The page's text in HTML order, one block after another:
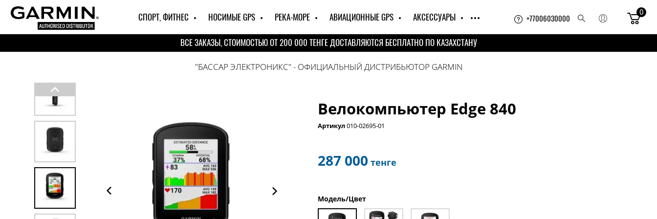
СПОРТ, ФИТНЕС НОСИМЫЕ GPS РЕКА-МОРЕ АВИАЦИОННЫЕ GPS АКСЕССУАРЫ +77006030000
0
ВСЕ ЗАКАЗЫ, СТОИМОСТЬЮ ОТ 200 000 ТЕНГЕ ДОСТАВЛЯЮТСЯ БЕСПЛАТНО ПО КАЗАХСТАНУ
"БАССАР ЭЛЕКТРОНИКС" - ОФИЦИАЛЬНЫЙ ДИСТРИБЬЮТОР GARMIN
Велокомпьютер Edge 840
Артикул010-02695-01
287 000 тенге
Модель/Цвет